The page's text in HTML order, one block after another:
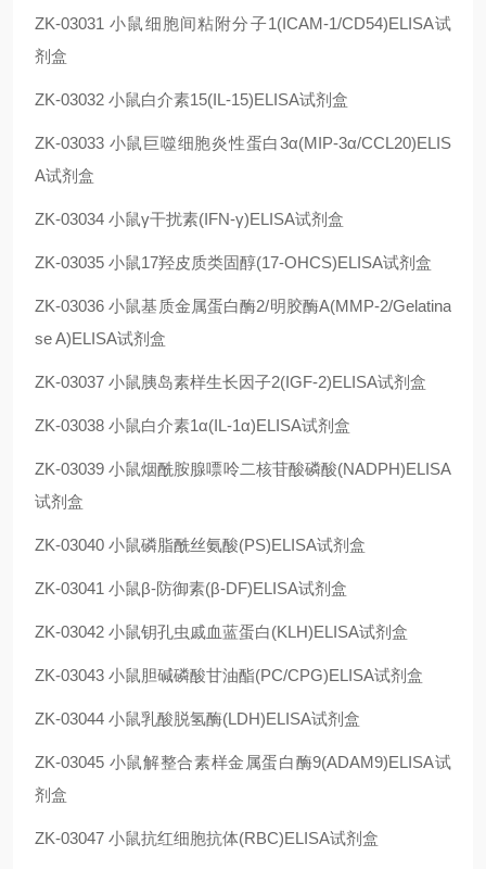
ZK-03031 小鼠细胞间粘附分子1(ICAM-1/CD54)ELISA试
剂盒
ZK-03032 小鼠白介素15(IL-15)ELISA试剂盒
ZK-03033 小鼠巨噬细胞炎性蛋白3α(MIP-3α/CCL20)ELIS
A试剂盒
ZK-03034 小鼠γ干扰素(IFN-γ)ELISA试剂盒
ZK-03035 小鼠17羟皮质类固醇(17-OHCS)ELISA试剂盒
ZK-03036 小鼠基质金属蛋白酶2/明胶酶A(MMP-2/Gelatina
se A)ELISA试剂盒
ZK-03037 小鼠胰岛素样生长因子2(IGF-2)ELISA试剂盒
ZK-03038 小鼠白介素1α(IL-1α)ELISA试剂盒
ZK-03039 小鼠烟酰胺腺嘌呤二核苷酸磷酸(NADPH)ELISA
试剂盒
ZK-03040 小鼠磷脂酰丝氨酸(PS)ELISA试剂盒
ZK-03041 小鼠β-防御素(β-DF)ELISA试剂盒
ZK-03042 小鼠钥孔虫戚血蓝蛋白(KLH)ELISA试剂盒
ZK-03043 小鼠胆碱磷酸甘油酯(PC/CPG)ELISA试剂盒
ZK-03044 小鼠乳酸脱氢酶(LDH)ELISA试剂盒
ZK-03045 小鼠解整合素样金属蛋白酶9(ADAM9)ELISA试
剂盒
ZK-03047 小鼠抗红细胞抗体(RBC)ELISA试剂盒